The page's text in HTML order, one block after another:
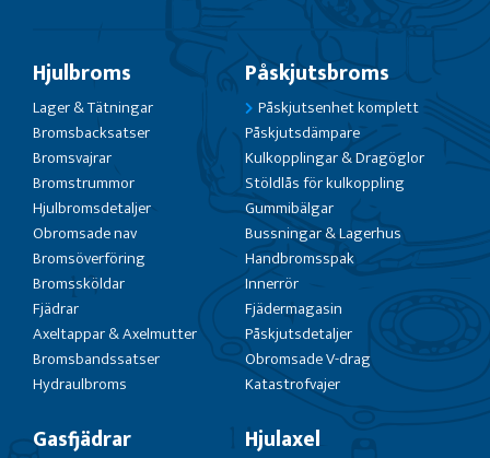
Hjulbroms
Lager & Tätningar
Bromsbacksatser
Bromsvajrar
Bromstrummor
Hjulbromsdetaljer
Obromsade nav
Bromsöverföring
Bromssköldar
Fjädrar
Axeltappar & Axelmutter
Bromsbandssatser
Hydraulbroms
Påskjutsbroms
Påskjutsenhet komplett
Påskjutsdämpare
Kulkopplingar & Dragöglor
Stöldlås för kulkoppling
Gummibälgar
Bussningar & Lagerhus
Handbromsspak
Innerrör
Fjädermagasin
Påskjutsdetaljer
Obromsade V-drag
Katastrofvajer
Gasfjädrar Hjulaxel